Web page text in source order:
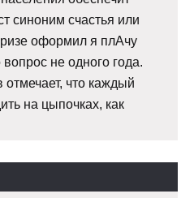
синоним счастья или
оформил я плАчу
не одного года.
отмечает, что каждый
на цыпочках, как